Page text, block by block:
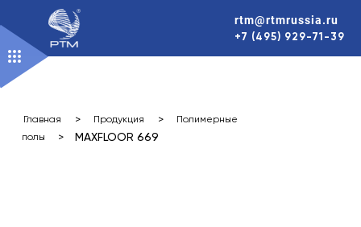
к
содержимому
rtm@rtmrussia.ru
+7 (495) 929-71-39
Главная > Продукция >
Полимерные
полы
> MAXFLOOR 669